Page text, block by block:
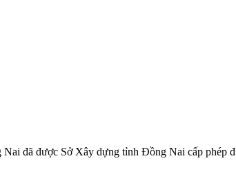
đã được Sở Xây dựng tỉnh Đồng Nai cấp phép